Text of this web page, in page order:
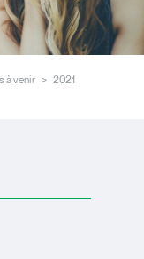
à venir
2021